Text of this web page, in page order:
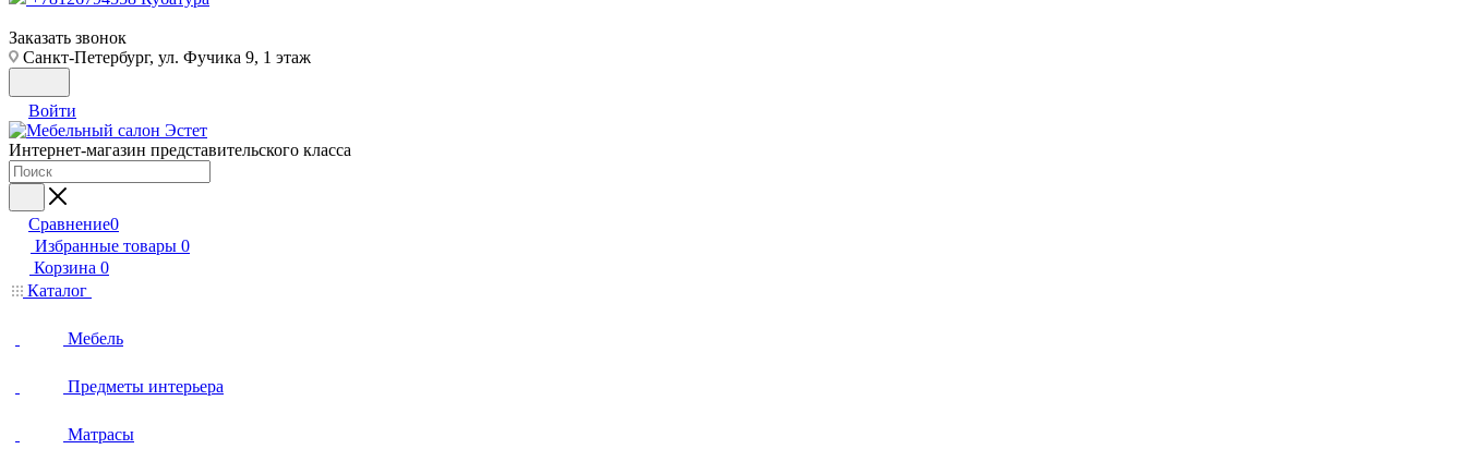
Заказать звонок
Санкт-Петербург, ул. Фучика 9, 1 этаж
Войти
Интернет-магазин представительского класса
Сравнение0
Избранные товары 0
Корзина 0
Каталог
Мебель
Предметы интерьера
Матрасы